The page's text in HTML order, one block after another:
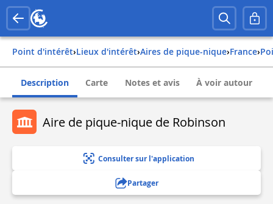
Point d'intérêt› Lieux d'intérêt› Aires de pique-nique› france›
Description Carte Notes et avis À voir autour
Aire de pique-nique de Robinson
Consulter sur l'application
Partager